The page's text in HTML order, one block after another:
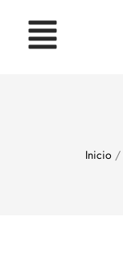
Inicio /